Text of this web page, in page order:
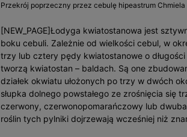
Przekrój poprzeczny przez cebulę hipeastrum Chmiela
[NEW_PAGE]Łodyga kwiatostanowa jest
boku cebuli. Zależnie od wielkości cebul, w
trzy lub cztery pędy kwiatostanowe o
tworzą kwiatostan – baldach. Są one
działek okwiatu ułożonych po trzy w dwóch
słupka dolnego powstałego ze zrośnięcia się
czerwony, czerwonopomarańczowy lub
roślin tych pylniki dojrzewają wcześniej niż